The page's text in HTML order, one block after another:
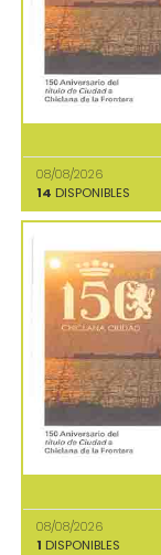
08/08/2026
14 DISPONIBLES
08/08/2026
1 DISPONIBLES